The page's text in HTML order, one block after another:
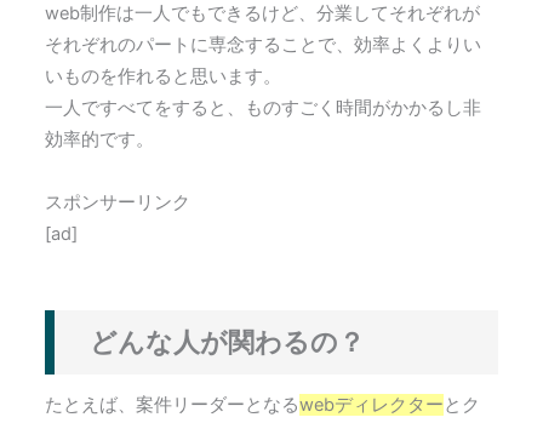
web制作は一人でもできるけど、分業してそれぞれが
それぞれのパートに専念することで、効率よくよりい
いものを作れると思います。
一人ですべてをすると、ものすごく時間がかかるし非
効率的です。
スポンサーリンク
[ad]
どんな人が関わるの？
たとえば、案件リーダーとなるwebディレクターとク